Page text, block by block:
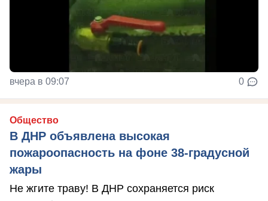
вчера в 09:07 0
Общество
В ДНР объявлена высокая
пожароопасность на фоне 38-градусной
жары
Не жгите траву! В ДНР сохраняется риск